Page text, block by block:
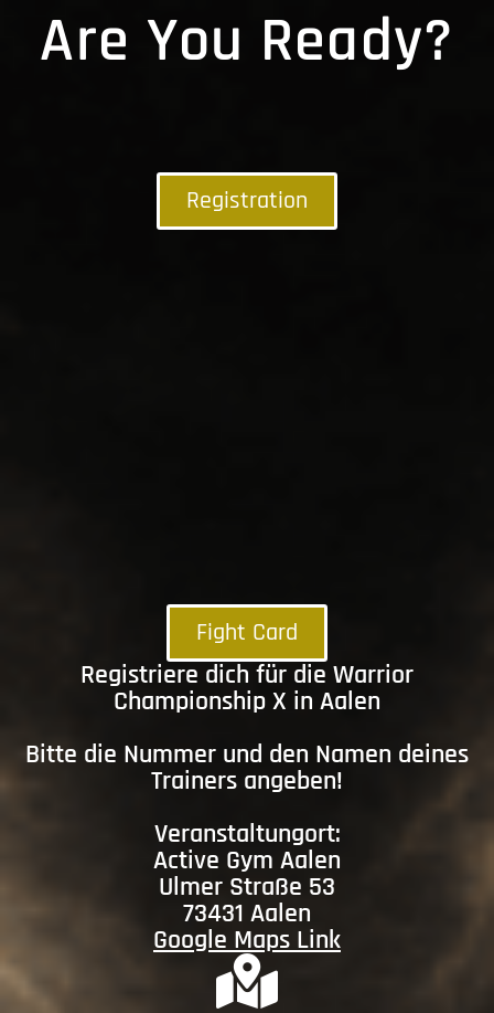
Are You Ready?
Registration
Fight Card
Registriere dich für die Warrior
Championship X in Aalen
Bitte die Nummer und den Namen deines
Trainers angeben!
Veranstaltungort:
Active Gym Aalen
Ulmer Straße 53
73431 Aalen
Google Maps Link